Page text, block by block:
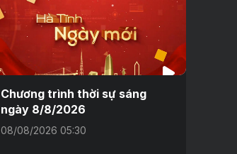
Chương trình thời sự sáng
ngày 8/8/2026
08/08/2026 05:30